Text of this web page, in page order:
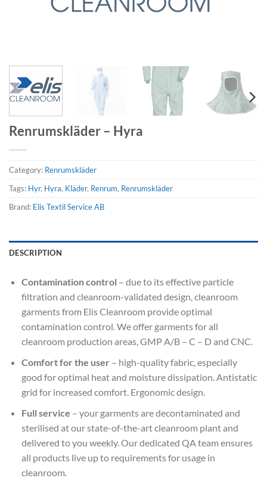
Renrumskläder – Hyra
Category: Renrumskläder
Tags: Hyr, Hyra, Kläder, Renrum, Renrumskläder
Brand: Elis Textil Service AB
DESCRIPTION
Contamination control – due to its effective particle
filtration and cleanroom-validated design, cleanroom
garments from Elis Cleanroom provide optimal
contamination control. We offer garments for all
cleanroom production areas, GMP A/B – C – D and CNC.
Comfort for the user – high-quality fabric, especially
good for optimal heat and moisture dissipation. Antistatic
grid for increased comfort. Ergonomic design.
Full service – your garments are decontaminated and
sterilised at our state-of-the-art cleanroom plant and
delivered to you weekly. Our dedicated QA team ensures
all products live up to requirements for usage in
cleanroom.